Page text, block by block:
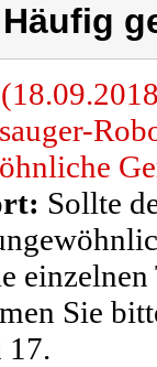
Sollte
einzelnen
Sie
17.